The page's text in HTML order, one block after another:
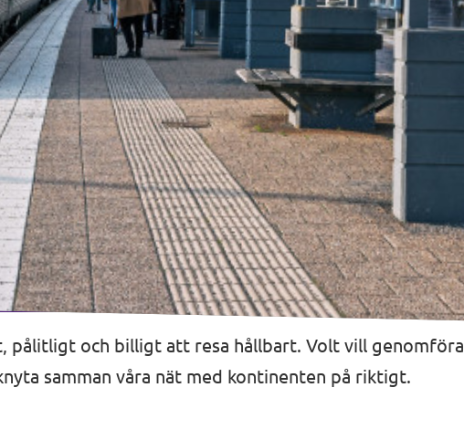
pålitligt och billigt att resa hållbart. Volt vill genomföra
samman våra nät med kontinenten på riktigt.